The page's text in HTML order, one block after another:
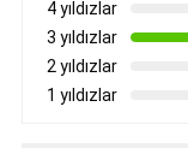
4 yıldızlar
3 yıldızlar
2 yıldızlar
1 yıldızlar